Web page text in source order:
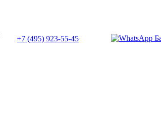
+7 (495) 923-55-45